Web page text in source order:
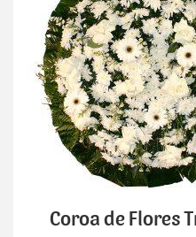
Coroa de Flores